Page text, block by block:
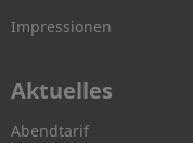
Impressionen
Aktuelles
Abendtarif